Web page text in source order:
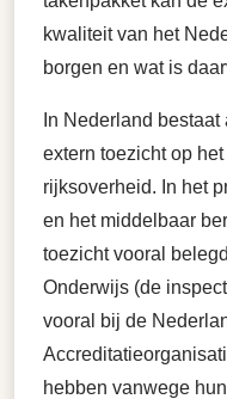
kwaliteit van het
borgen en wat is
In Nederland
extern toezicht op
rijksoverheid. In het
en het middelbaar
toezicht vooral
Onderwijs (de
vooral bij de
hebben vanwege